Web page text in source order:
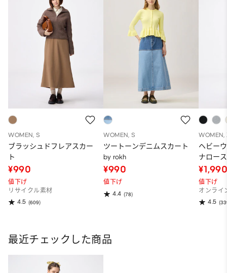
WOMEN, S
ブラッシュドフレアスカー
ト
¥990
値下げ
リサイクル素材
4.5 (609)
WOMEN, S
ツートーンデニムスカート
by rokh
¥990
値下げ
4.4 (78)
WOMEN,
ヘビー
ナロー
～
値下げ
オンライ
4.5
最近チェックした商品